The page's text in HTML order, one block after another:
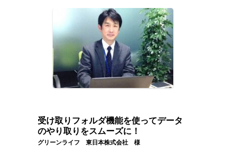
受け取りフォルダ機能を使ってデータ
のやり取りをスムーズに！
グリーンライフ 東日本株式会社 様